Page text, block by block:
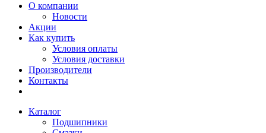
О компании
Новости
Акции
Как купить
Условия оплаты
Условия доставки
Производители
Контакты
Каталог
Подшипники